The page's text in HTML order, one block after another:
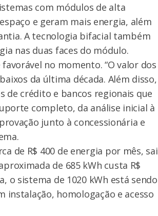
com módulos de alta
e geram mais energia, além
A tecnologia bifacial também
nas duas faces do módulo.
no momento. “O valor dos
da última década. Além disso,
de crédito e bancos regionais que
completo, da análise inicial à
junto à concessionária e
de R$ 400 de energia por mês, sai
de 685 kWh custa R$
o sistema de 1020 kWh está sendo
instalação, homologação e acesso